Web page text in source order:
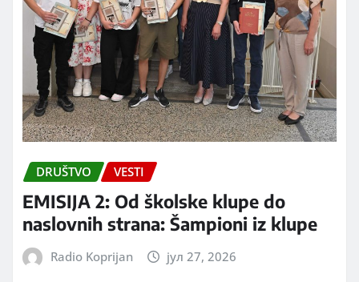
DRUŠTVO VESTI
EMISIJA 2: Od školske klupe do
naslovnih strana: Šampioni iz klupe
Radio Koprijan јул 27, 2026